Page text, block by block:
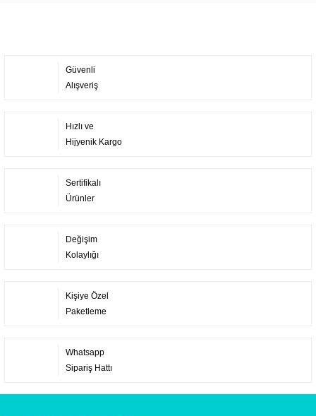
Güvenli
Alışveriş
Hızlı ve
Hijyenik Kargo
Sertifikalı
Ürünler
Değişim
Kolaylığı
Kişiye Özel
Paketleme
Whatsapp
Sipariş Hattı